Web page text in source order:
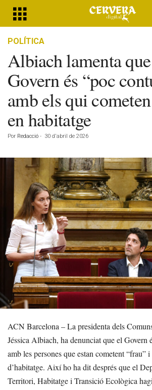
POLÍTICA
Albiach lamenta
Govern és “poc
amb els qui
en habitatge
Por Redacció - 30 d'abril de 2026
ACN Barcelona – La presidenta dels
Jéssica Albiach, ha denunciat que el Govern
amb les persones que estan cometent
d’habitatge. Així ho ha dit després que el
Territori, Habitatge i Transició Ecològica